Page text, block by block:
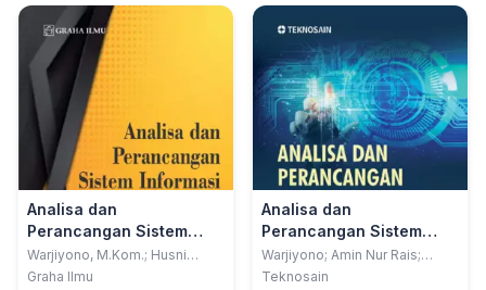
Analisa dan
Perancangan Sistem
Informasi Akuntansi;
Desain dan Implementasi
Warjiyono, M.Kom.; Husni
Faqih, M.Kom.
Graha Ilmu
Analisa dan
Perancangan Sistem
Informasi; Studi Kasus
Aplikasi Layanan Publik
Warjiyono; Amin Nur Rais;
Fandhilah; Fina Rakhmatika
Teknosain